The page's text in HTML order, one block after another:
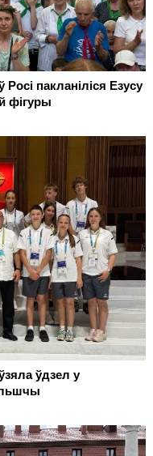
пакланіліся Езусу
фігуры
ўдзел у